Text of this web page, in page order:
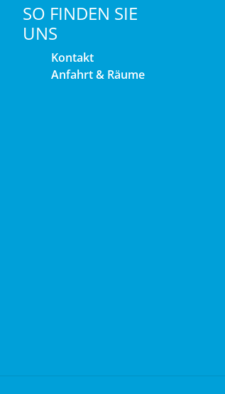
SO FINDEN SIE
UNS
Kontakt
Anfahrt & Räume